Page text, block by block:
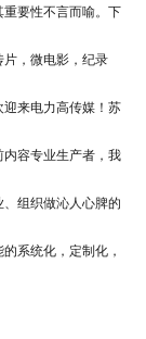
要性不言而喻。下
片，微电影，纪录
来电力高传媒！苏
容专业生产者，我
组织做沁人心脾的
系统化，定制化，